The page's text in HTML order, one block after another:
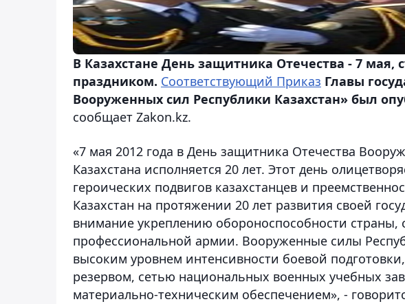
В Казахстане День защитника Отечества - 7 мая,
праздником. Соответствующий Приказ Главы
Вооруженных сил Республики Казахстан» был
сообщает Zakon.kz.
«7 мая 2012 года в День защитника Отечества
Казахстана исполняется 20 лет. Этот день
героических подвигов казахстанцев и
Казахстан на протяжении 20 лет развития своей
внимание укреплению обороноспособности страны,
профессиональной армии. Вооруженные силы
высоким уровнем интенсивности боевой
резервом, сетью национальных военных учебных
материально-техническим обеспечением», -